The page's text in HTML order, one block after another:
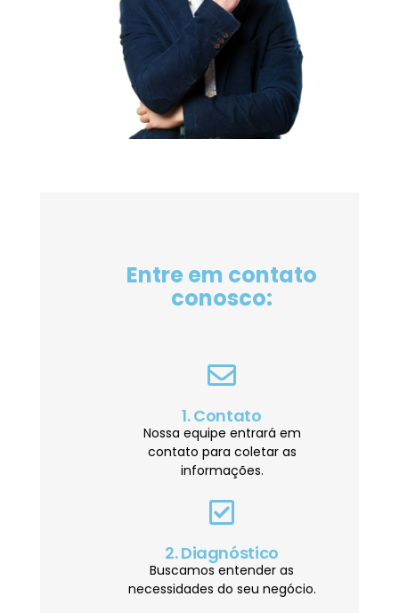
Entre em contato
conosco:
1. Contato
Nossa equipe entrará em
contato para coletar as
informações.
2. Diagnóstico
Buscamos entender as
necessidades do seu negócio.